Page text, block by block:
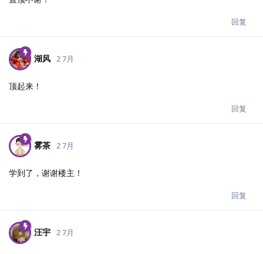
回复
湖风 2 7月
顶起来！
回复
雾茶 2 7月
学到了，谢谢楼主！
回复
汪宇 2 7月